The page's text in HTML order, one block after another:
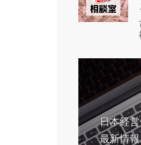
日本経
最新情